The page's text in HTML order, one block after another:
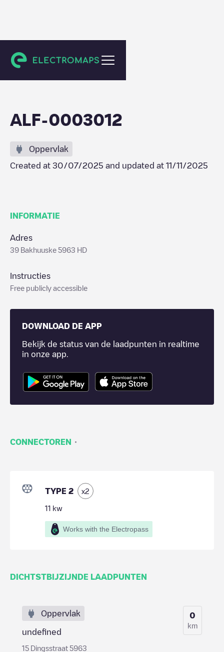
Hegelsom
ALF-0003012
Oppervlak
Created at 30/07/2025 and updated at 11/11/2025
INFORMATIE
Adres
39 Bakhuuske 5963 HD
Instructies
Free publicly accessible
DOWNLOAD DE APP
Bekijk de status van de laadpunten in realtime
in onze app.
CONNECTOREN ·
TYPE 2 x2
11 kw
Works with the Electropass
DICHTSTBIJZIJNDE LAADPUNTEN
Oppervlak
undefined
15 Dingsstraat 5963
0
km